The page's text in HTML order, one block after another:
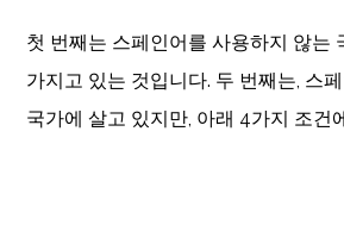
첫 번째는 스페인어를 사용하지 않는
가지고 있는 것입니다. 두 번째는, 스
국가에 살고 있지만, 아래 4가지 조건